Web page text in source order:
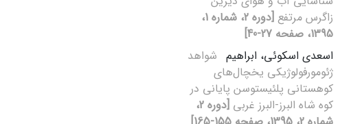
زاگرس مرتفع
[دوره 2، شماره 1،
1395، صفحه 27-40]
اسعدی اسکوئی، ابراهیم شواهد
ژئومورفولوژیکی یخچال‌های
کوهستانی پلئیستوسن پایانی در
کوه شاه البرز-البرز غربی
[دوره 2،